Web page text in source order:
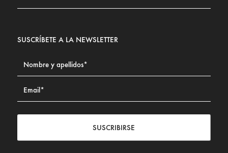
SUSCRÍBETE A LA NEWSLETTER
SUSCRIBIRSE